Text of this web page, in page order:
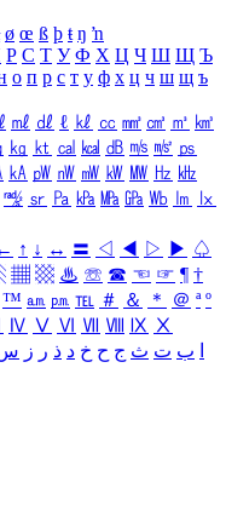
ø œ ß þ ŧ ŋ ŉ
Р С Т У Ф Х Ц Ч Ш Щ Ъ
о п р с т у ф х ц ч ш щ ъ
㎖ ㎗ ℓ ㎘ ㏄ ㎣ ㎤ ㎥ ㎦
㎏ ㏏ ㎈ ㎉ ㏈ ㎧ ㎨ ㎰
㎄ ㎺ ㎻ ㎽ ㎾ ㎿ ㎐ ㎑
㎯ ㏛ ㎩ ㎪ ㎫ ㎬ ㏝ ㏐
㏓
↑ ↓ ↔ 〓 ◁ ◀ ▷ ▶ ♤
▦ ▩ ♨ ☏ ☎ ☜ ☞ ¶ †
™ ㏂ ㏘ ℡ ＃ ＆ ＊ ＠ ª º
Ⅳ Ⅴ Ⅵ Ⅶ Ⅷ Ⅸ Ⅹ
ب ت ث ج ح خ د ذ ر ز